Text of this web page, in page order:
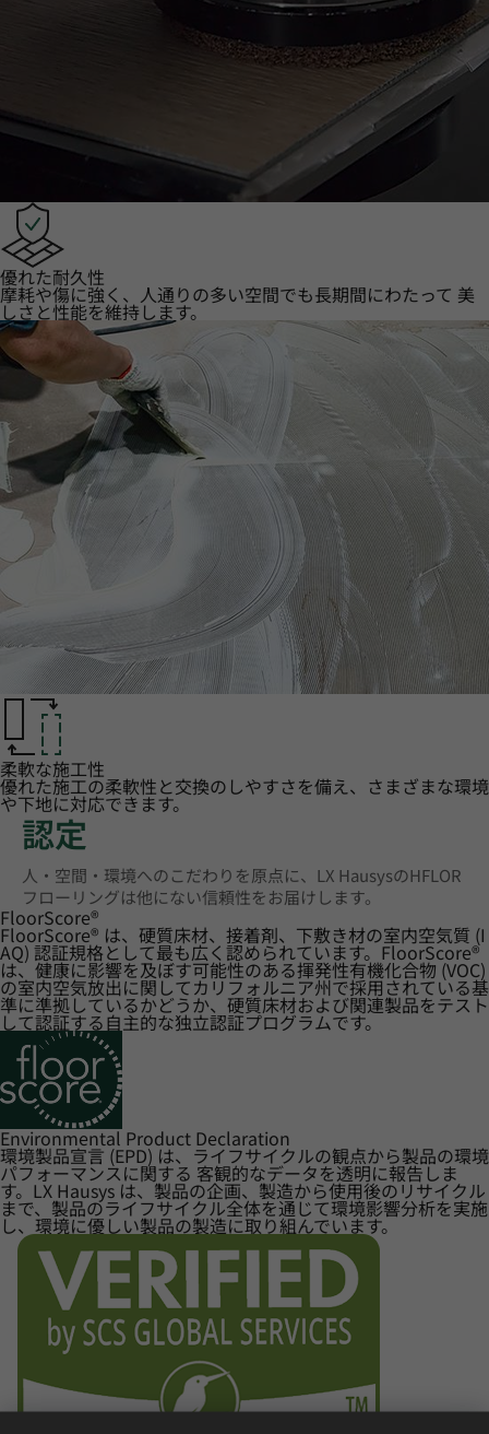
優れた耐久性
摩耗や傷に強く、人通りの多い空間でも長期間にわたって 美
しさと性能を維持します。
柔軟な施工性
優れた施工の柔軟性と交換のしやすさを備え、さまざまな環境
や下地に対応できます。
認定
人・空間・環境へのこだわりを原点に、LX HausysのHFLOR
フローリングは他にない信頼性をお届けします。
FloorScore®
FloorScore® は、硬質床材、接着剤、下敷き材の室内空気質 (I
AQ) 認証規格として最も広く認められています。FloorScore®
は、健康に影響を及ぼす可能性のある揮発性有機化合物 (VOC)
の室内空気放出に関してカリフォルニア州で採用されている基
準に準拠しているかどうか、硬質床材および関連製品をテスト
して認証する自主的な独立認証プログラムです。
Environmental Product Declaration
環境製品宣言 (EPD) は、ライフサイクルの観点から製品の環境
パフォーマンスに関する 客観的なデータを透明に報告しま
す。LX Hausys は、製品の企画、製造から使用後のリサイクル
まで、製品のライフサイクル全体を通じて環境影響分析を実施
し、環境に優しい製品の製造に取り組んでいます。